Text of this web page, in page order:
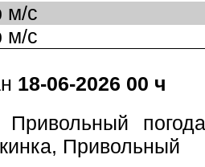
м/с
м/с
18-06-2026 00 ч
Привольный
Привольный